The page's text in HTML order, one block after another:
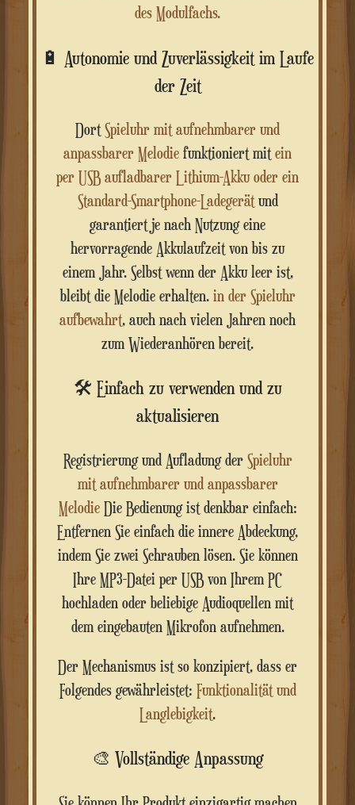
des Modulfachs.
🔋 Autonomie und Zuverlässigkeit im Laufe
der Zeit
Dort Spieluhr mit aufnehmbarer und
anpassbarer Melodie funktioniert mit ein
per USB aufladbarer Lithium-Akku oder ein
Standard-Smartphone-Ladegerätund
garantiert je nach Nutzung eine
hervorragende Akkulaufzeit von bis zu
einem Jahr. Selbst wenn der Akku leer ist,
bleibt die Melodie erhalten. in der Spieluhr
aufbewahrt, auch nach vielen Jahren noch
zum Wiederanhören bereit.
🛠️ Einfach zu verwenden und zu
aktualisieren
Registrierung und Aufladung der Spieluhr
mit aufnehmbarer und anpassbarer
MelodieDie Bedienung ist denkbar einfach:
Entfernen Sie einfach die innere Abdeckung,
indem Sie zwei Schrauben lösen. Sie können
Ihre MP3-Datei per USB von Ihrem PC
hochladen oder beliebige Audioquellen mit
dem eingebauten Mikrofon aufnehmen.
Der Mechanismus ist so konzipiert, dass er
Folgendes gewährleistet: Funktionalität und
Langlebigkeit.
🎨 Vollständige Anpassung